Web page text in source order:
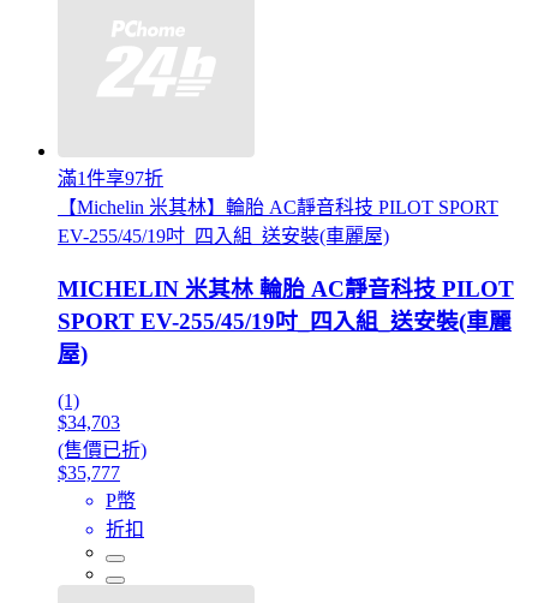
滿1件享97折
【Michelin 米其林】輪胎 AC靜音科技 PILOT SPORT
EV-255/45/19吋_四入組_送安裝(車麗屋)
MICHELIN 米其林 輪胎 AC靜音科技 PILOT
SPORT EV-255/45/19吋_四入組_送安裝(車麗
屋)
(1)
$34,703
(售價已折)
$35,777
P幣
折扣